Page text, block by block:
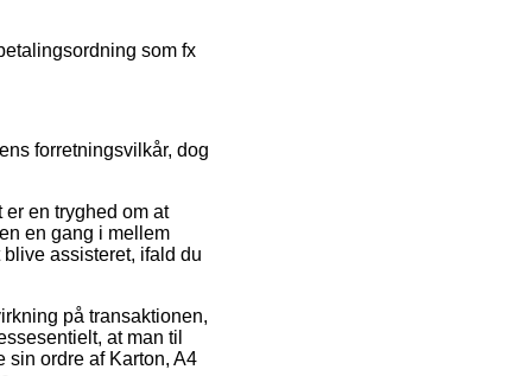
som fx
forretningsvilkår, dog
en tryghed om at
en gang i mellem
assisteret, ifald du
på transaktionen,
at man til
sin ordre af Karton, A4